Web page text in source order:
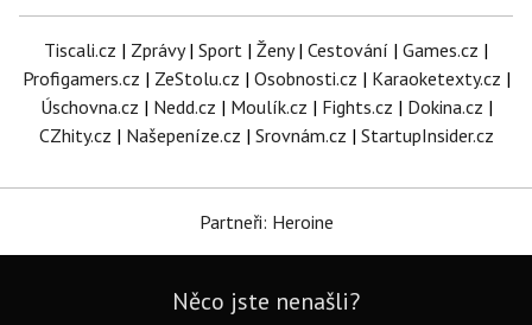
Tiscali.cz | Zprávy| Sport | Ženy| Cestování | Games.cz |
Profigamers.cz | ZeStolu.cz | Osobnosti.cz | Karaoketexty.cz |
Úschovna.cz | Nedd.cz | Moulík.cz | Fights.cz | Dokina.cz |
CZhity.cz | Našepeníze.cz | Srovnám.cz | StartupInsider.cz
Partneři: Heroine
Něco jste nenašli?